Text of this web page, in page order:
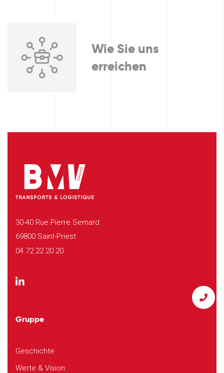
Wie Sie uns
erreichen
30-40 Rue Pierre Semard
69800 Saint-Priest
04 72 22 20 20
Gruppe
Geschichte
Werte & Vision